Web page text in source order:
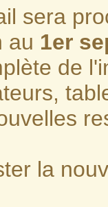
sera
au 1er
de
la